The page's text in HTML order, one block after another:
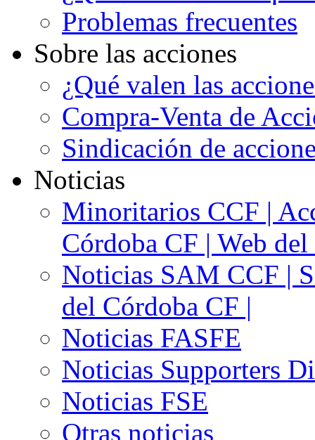
Problemas frecuentes
Sobre las acciones
¿Qué valen las
Compra-Venta de
Sindicación de
Noticias
Minoritarios CCF |
Córdoba CF | Web
Noticias SAM CCF |
del Córdoba CF |
Noticias FASFE
Noticias Supporters
Noticias FSE
Otras noticias